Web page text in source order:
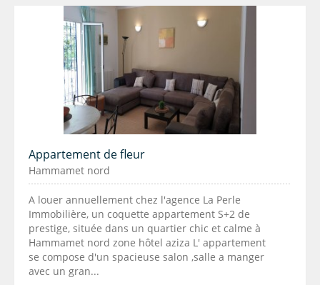
Appartement de fleur
Hammamet nord
A louer annuellement chez l'agence La Perle
Immobilière, un coquette appartement S+2 de
prestige, située dans un quartier chic et calme à
Hammamet nord zone hôtel aziza L' appartement
se compose d'un spacieuse salon ,salle a manger
avec un gran...